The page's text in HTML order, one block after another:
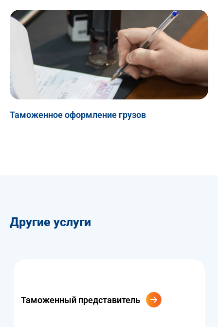
Таможенное оформление грузов
Другие услуги
Таможенный представитель